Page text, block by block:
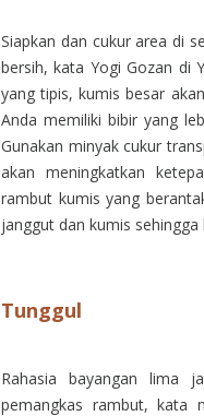
Siapkan dan cukur area di
bersih, kata Yogi Gozan di
yang tipis, kumis besar
Anda memiliki bibir yang
Gunakan minyak cukur
akan meningkatkan
rambut kumis yang
janggut dan kumis
Tunggul
Rahasia bayangan lima
pemangkas rambut, kata